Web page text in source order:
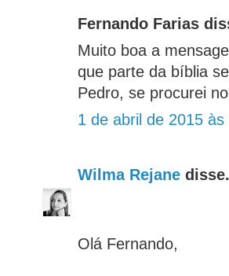
Fernando Farias
Muito boa a
que parte da bíblia
Pedro, se procurei
1 de abril de 2015 às
Wilma Rejane
Olá Fernando,